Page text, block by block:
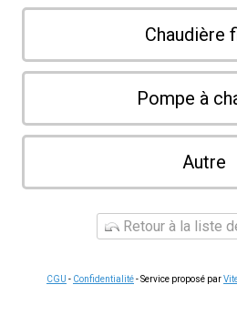
Chaudière
Pompe à
Autre
Retour à la liste
CGU - Confidentialité- Service proposé par